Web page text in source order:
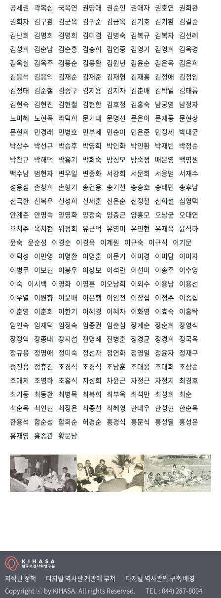
공세권 곽복심 국옥연 권명애 권순인 권애자 권호연 권희완
권희자 김구환 김군옥 김귀순 김금옥 김기호 김기환 김길순
김난희
김명희 김명희 김미겸 김병숙 김복규 김복자 김선례
김성희
김순남 김순흥 김승희 김연중 김영기 김영희
김옥경
김옥실
김옥주 김용순 김용완 김원년 김윤순 김은옥 김은희
김응석
김응익 김재순 김재준 김재형 김재홍 김정애 김정임
김정태 김준철 김중구 김지용 김지자 김춘배 김탁일
김태룡
김현숙 김현진 김현철 김현한 김호정 김홍숙 남궁영
남정자
노미혜 노현옥 라덕희 문기대 문명선 문은이 문재동 문현상
문현희
민경래 민병호 민부세 민순이 민은준 민정세 박대균
박상수 박선규 박승후 박영희 박인화 박인환 박재빈
박정순
박찬규 박해덕 박흥기 박희숙 방성모 방숙정 배은영
백명원
백수남 범현자 변우일 변종화 서강희 서문희 서응범
서재수
성용심 손창희 손형기 송건용 송기선 송승호 송태민 송후남
신극환 신복우 신성희 신세훈 신은순 신정철 신희설
심영택
안계춘 안명숙 양영화 양정숙 양충근 양홍모 오남균 오대연
오치주 옥치현 위정희 유근덕 유영미 유인현 유재옥 윤석하
윤숙 윤순성 이경순 이경욱 이계원 이규숙 이규식
이기문
이덕성
이만영 이명환 이명훈 이문기 이미경 이미담 이미자
이병무 이보현 이봉우 이상보 이석란 이선미 이송주 이수영
이숙 이시백 이영화 이영훈 이오남희 이외수 이용남 이용선
이우열
이원향 이윤배 이은행 이임전 이장섭 이정주 이종섭
이춘영
이춘희 이한기 이혜경 이혜자 이화영 이효숙 이흥탁
임인숙 임재덕 임정숙 임종권 임춘심 장계순 장순희 장영식
장정익 장종대 장지섭 전명례 전병훈 정경균 정경희
정국옥
정규용 정명애 정미숙 정선자 정연화 정영일 정윤자 정재구
정진용 정휴진 조경식 조경식 조남훈 조대웅 조대희 조삼순
조애저 조영하 조홍식 지성희 차윤근 차정근 차정치 최경호
최기동 최동환 최병목 최복희 최부옥 최석만 최성희 최순
최순옥 최인현 최정은 최종선 최혜영 한대우 한성현 한순옥
한용석 함순성 함희순 허경순 홍경식 홍문식 홍성열 홍성운
홍재영 홍종관 황문남
저작권 정책 디지털 역사관 개관에 부쳐
디지털 역사관의 구축 배경
Copyright ⓒ by KIHASA. All rights Reserved.
TEL : 044) 287-8004